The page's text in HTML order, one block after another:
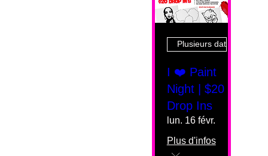
Plusieurs dates
I ❤️ Paint
Night | $20
Drop Ins
lun. 16 févr.
Plus d'infos